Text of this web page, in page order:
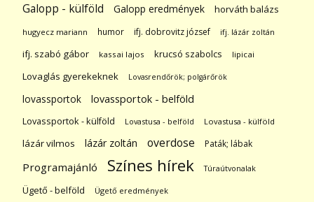
Galopp - külföld Galopp eredmények horváth balázs
hugyecz mariann humor ifj. dobrovitz józsef ifj. lázár zoltán
ifj. szabó gábor kassai lajos krucsó szabolcs lipicai
Lovaglás gyerekeknek Lovasrendőrök; polgárőrök
lovassportok lovassportok - belföld
Lovassportok - külföld Lovastusa - belföld Lovastusa - külföld
lázár vilmos lázár zoltán overdose Paták; lábak
Programajánló Színes hírek Túraútvonalak
Ügető - belföld Ügető eredmények